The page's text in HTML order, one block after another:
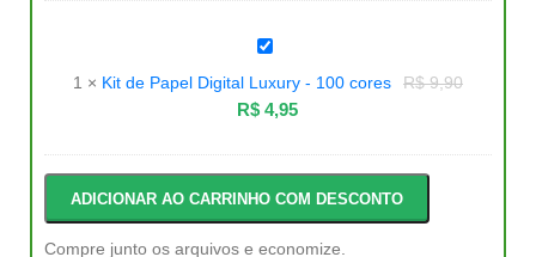
Kit
de
Digital
Luxury
cores
1 × Kit de Papel Digital Luxury - 100 cores R$9,90
R$ 4,95
ADICIONAR AO CARRINHO COM DESCONTO
Compre junto os arquivos e economize.